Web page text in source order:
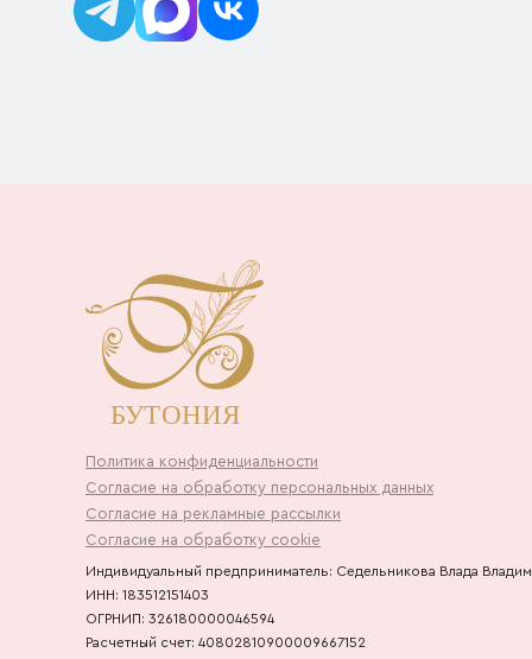
Политика конфиденциальности
Согласие на обработку персональных данных
Согласие на рекламные рассылки
Согласие на обработку cookie
Индивидуальный предприниматель: Седельникова Влада
ИНН: 183512151403
ОГРНИП: 326180000046594
Расчетный счет: 40802810900009667152